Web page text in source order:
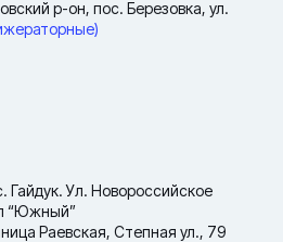
р-он, пос. Березовка, ул.
Гайдук. Ул. Новороссийское
“Южный”
Раевская, Степная ул., 79